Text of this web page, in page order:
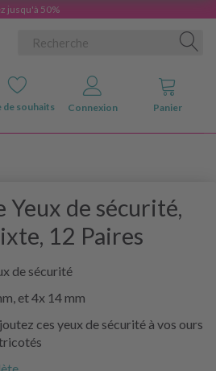
jusqu'à 50%
de souhaits Connexion Panier
Yeux de sécurité,
12 Paires
de sécurité
et 4x 14 mm
ces yeux de sécurité à vos ours